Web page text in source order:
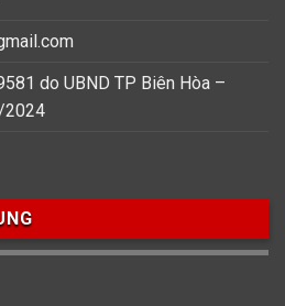
44-47mm
do UBND TP Biên Hòa –
2024